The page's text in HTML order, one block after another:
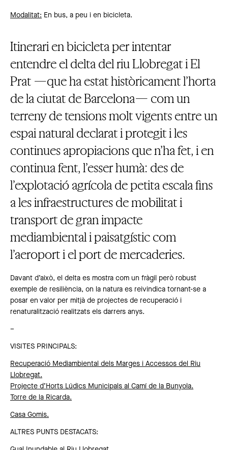
Modalitat: En bus, a peu i en bicicleta.
Itinerari en bicicleta per intentar
entendre el delta del riu Llobregat i El
Prat —que ha estat històricament l’horta
de la ciutat de Barcelona— com un
terreny de tensions molt vigents entre un
espai natural declarat i protegit i les
continues apropiacions que n’ha fet, i en
continua fent, l’esser humà: des de
l’explotació agrícola de petita escala fins
a les infraestructures de mobilitat i
transport de gran impacte
mediambiental i paisatgístic com
l’aeroport i el port de mercaderies.
Davant d’això, el delta es mostra com un fràgil però robust
exemple de resiliència, on la natura es reivindica tornant-se a
posar en valor per mitjà de projectes de recuperació i
renaturalització realitzats els darrers anys.
–
VISITES PRINCIPALS:
Recuperació Mediambiental dels Marges i Accessos del Riu
Llobregat.
Projecte d’Horts Lúdics Municipals al Camí de la Bunyola.
Torre de la Ricarda.
Casa Gomis.
ALTRES PUNTS DESTACATS: